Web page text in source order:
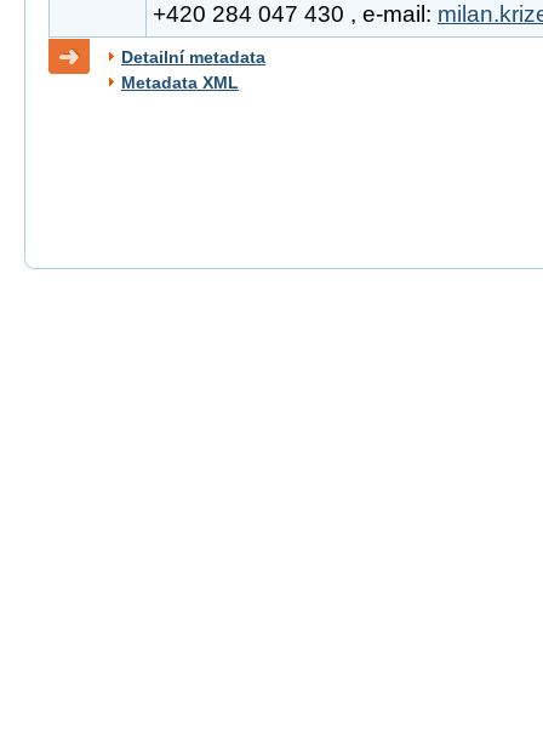
+420 284 047 430 , e-mail:
Detailní metadata
Metadata XML